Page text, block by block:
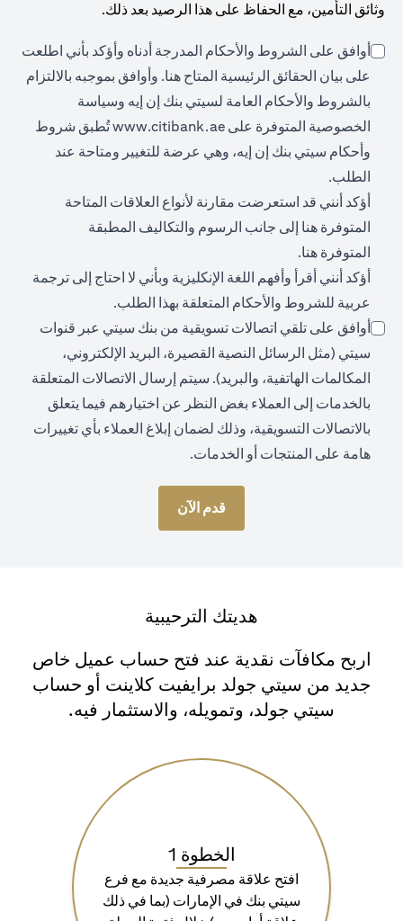
وثائق التأمين، مع الحفاظ على هذا الرصيد بعد ذلك.
أوافق على الشروط والأحكام المدرجة أدناه وأؤكد بأني اطلعت
على بيان الحقائق الرئيسية المتاح هنا(opens in a new tab). وأوافق بموجبه بالالتزام
بالشروط والأحكام العامة لسيتي بنك إن إيه وسياسة
الخصوصية المتوفرة على www.citibank.ae
(opens in a new tab)تُطبق شروط
وأحكام سيتي بنك إن إيه، وهي عرضة للتغيير ومتاحة عند
الطلب.
أؤكد أنني قد استعرضت مقارنة لأنواع العلاقات المتاحة
المتوفرة هنا إلى جانب الرسوم والتكاليف المطبقة
المتوفرة هنا(opens in a new tab).
أؤكد أنني أقرأ وأفهم اللغة الإنكليزية وبأني لا احتاج إلى ترجمة
عربية للشروط والأحكام المتعلقة بهذا الطلب.
أوافق على تلقي اتصالات تسويقية من بنك سيتي عبر قنوات
سيتي (مثل الرسائل النصية القصيرة، البريد الإلكتروني،
المكالمات الهاتفية، والبريد). سيتم إرسال الاتصالات المتعلقة
بالخدمات إلى العملاء بغض النظر عن اختيارهم فيما يتعلق
بالاتصالات التسويقية، وذلك لضمان إبلاغ العملاء بأي تغييرات
هامة على المنتجات أو الخدمات.
قدم الآن
هديتك الترحيبية
اربح مكافآت نقدية عند فتح حساب عميل خاص
جديد من سيتي جولد برايفيت كلاينت أو حساب
سيتي جولد، وتمويله، والاستثمار فيه.
الخطوة 1
افتح علاقة مصرفية جديدة مع فرع
سيتي بنك في الإمارات (بما في ذلك